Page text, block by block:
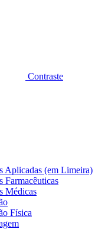
Contraste
Aplicadas (em Limeira)
Farmacêuticas
Médicas
Física